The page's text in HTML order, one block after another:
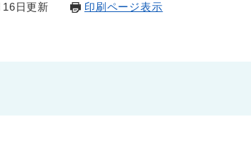
日更新 印刷ページ表示